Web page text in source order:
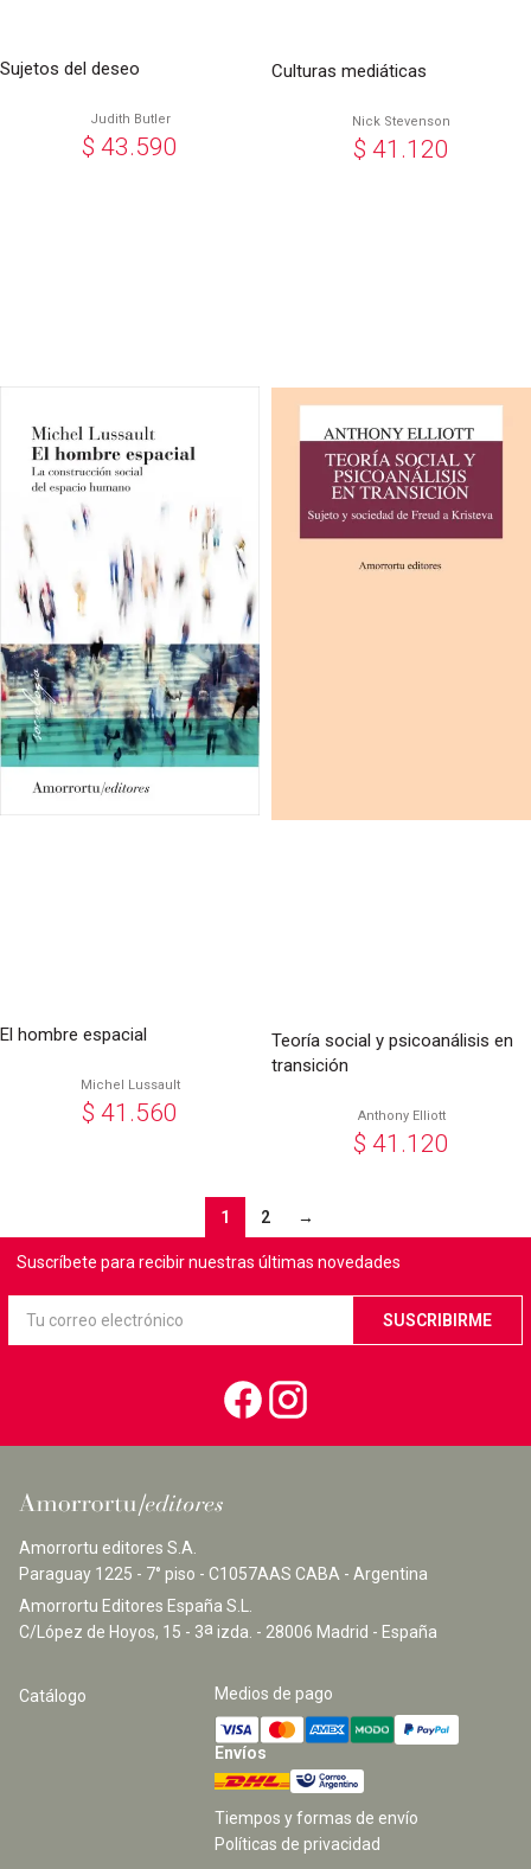
Sujetos del deseo
Judith Butler
$ 43.590
Culturas mediáticas
Nick Stevenson
$ 41.120
El hombre espacial
Michel Lussault
$ 41.560
Teoría social y psicoanálisis en
transición
Anthony Elliott
$ 41.120
1 2 →
Suscríbete para recibir nuestras últimas novedades
Amorrortu editores S.A.
Paraguay 1225 - 7° piso - C1057AAS CABA - Argentina
Amorrortu Editores España S.L.
C/López de Hoyos, 15 - 3a izda. - 28006 Madrid - España
Catálogo Medios de pago
Envíos
Tiempos y formas de envío
Políticas de privacidad